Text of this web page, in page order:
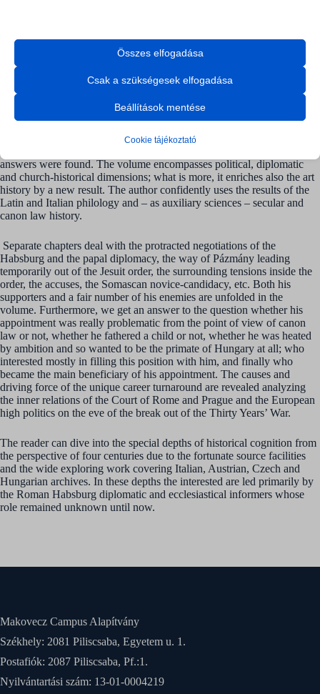
The subject of the monograph is the appointment of Péter Pázmány as
the primate of Hungary. It analyzes the causes, aims and interrelations
of one of the most influential macro-political facts of the early modern
Hungarian history with micro-political approach – a technique that was
elaborated for the age by Wolfgang Reinhard – and reconstructs its
increasing attraction of the Hungarian historiography for three
answers were found. The volume encompasses political, diplomatic
and church-historical dimensions; what is more, it enriches also the art
history by a new result. The author confidently uses the results of the
Latin and Italian philology and – as auxiliary sciences – secular and
canon law history.
Separate chapters deal with the protracted negotiations of the
Habsburg and the papal diplomacy, the way of Pázmány leading
temporarily out of the Jesuit order, the surrounding tensions inside the
order, the accuses, the Somascan novice-candidacy, etc. Both his
supporters and a fair number of his enemies are unfolded in the
volume. Furthermore, we get an answer to the question whether his
appointment was really problematic from the point of view of canon
law or not, whether he fathered a child or not, whether he was heated
by ambition and so wanted to be the primate of Hungary at all; who
interested mostly in filling this position with him, and finally who
became the main beneficiary of his appointment. The causes and
driving force of the unique career turnaround are revealed analyzing
the inner relations of the Court of Rome and Prague and the European
high politics on the eve of the break out of the Thirty Years’ War.
The reader can dive into the special depths of historical cognition from
the perspective of four centuries due to the fortunate source facilities
and the wide exploring work covering Italian, Austrian, Czech and
Hungarian archives. In these depths the interested are led primarily by
the Roman Habsburg diplomatic and ecclesiastical informers whose
role remained unknown until now.
Makovecz Campus Alapítvány
Székhely: 2081 Piliscsaba, Egyetem u. 1.
Postafiók: 2087 Piliscsaba, Pf.:1.
Nyilvántartási szám: 13-01-0004219
wp-settings-time-*
makovecz-campus.hu
www.makovecz-campus.hu
A statisztikai sütik és szolgáltatások felhasználási információkat
nyerjünk abba, hogyan lépnek kapcsolatba látogatóink a
Részletek megjelenítése
Egyéb szolgáltatások
magában foglal, amelyek nem tartoznak a megadott kategóriákba,
Részletek megjelenítése
SL_GWPT_Show_Hide_tmp
(kept for: at least one session)
sm_spd_caution
Összes elfogadása
Csak a szükségesek elfogadása
Beállítások mentése
Cookie tájékoztató